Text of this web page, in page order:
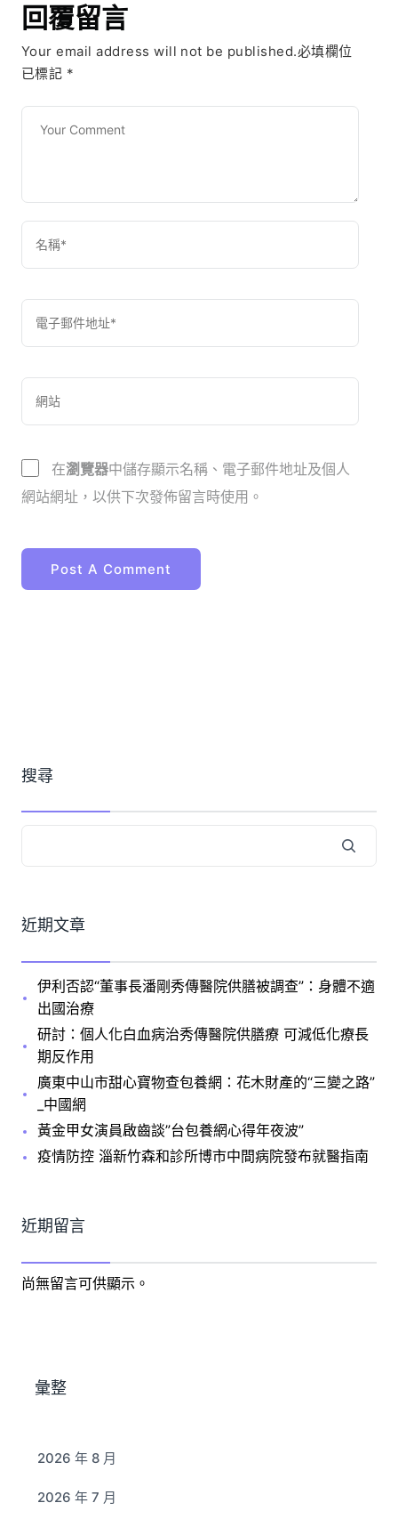
回覆留言
Your email address will not be published.必填欄位
已標記 *
在瀏覽器中儲存顯示名稱、電子郵件地址及個人
網站網址，以供下次發佈留言時使用。
搜尋
近期文章
伊利否認“董事長潘剛秀傳醫院供膳被調查”：身體不適
出國治療
研討：個人化白血病治秀傳醫院供膳療 可減低化療長
期反作用
廣東中山市甜心寶物查包養網：花木財產的“三變之路”
_中國網
黃金甲女演員啟齒談”台包養網心得年夜波”
疫情防控 淄新竹森和診所博市中間病院發布就醫指南
近期留言
尚無留言可供顯示。
彙整
2026 年 8 月
2026 年 7 月